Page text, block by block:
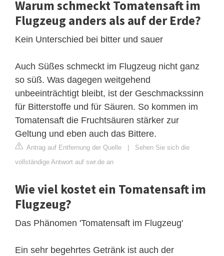
Warum schmeckt Tomatensaft im
Flugzeug anders als auf der Erde?
Kein Unterschied bei bitter und sauer
Auch Süßes schmeckt im Flugzeug nicht ganz
so süß. Was dagegen weitgehend
unbeeinträchtigt bleibt, ist der Geschmackssinn
für Bitterstoffe und für Säuren. So kommen im
Tomatensaft die Fruchtsäuren stärker zur
Geltung und eben auch das Bittere.
Antrag auf Entfernung der Quelle
Sehen Sie sich die
vollständige Antwort auf swr.de an
Wie viel kostet ein Tomatensaft im
Flugzeug?
Das Phänomen 'Tomatensaft im Flugzeug'
Ein sehr begehrtes Getränk ist auch der